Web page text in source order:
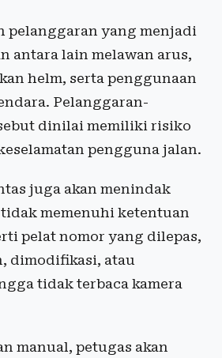
pelanggaran yang menjadi
antara lain melawan arus,
helm, serta penggunaan
Pelanggaran-
dinilai memiliki risiko
pengguna jalan.
juga akan menindak
memenuhi ketentuan
pelat nomor yang dilepas,
dimodifikasi, atau
tidak terbaca kamera
manual, petugas akan